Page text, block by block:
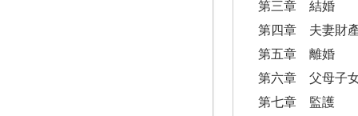
第三章 結婚
第四章 夫妻財
第五章 離婚
第六章 父母子
第七章 監護